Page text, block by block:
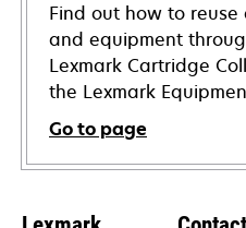
Find out how to
and equipment
Lexmark Cartridge
the Lexmark
Go to page